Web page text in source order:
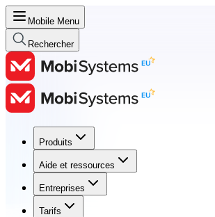
Mobile Menu
Rechercher
Produits
Aide et ressources
Entreprises
Tarifs
Produits
Aide et ressources
Entreprises
Tarifs